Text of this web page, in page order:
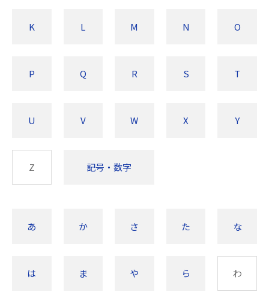
K L M N O
P Q R S T
U V W X Y
Z 記号・数字
あ か さ た な
は ま や ら わ